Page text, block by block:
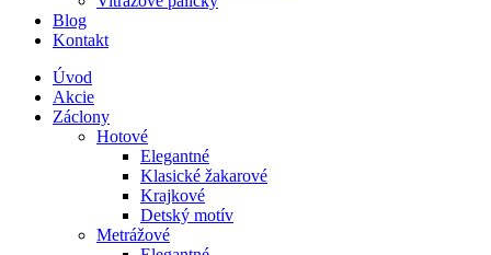
Blog
Kontakt
Úvod
Akcie
Záclony
Hotové
Elegantné
Klasické žakarové
Krajkové
Detský motív
Metrážové